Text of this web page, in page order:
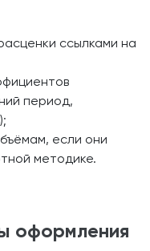
ссылками на
период,
если они
методике.
оформления